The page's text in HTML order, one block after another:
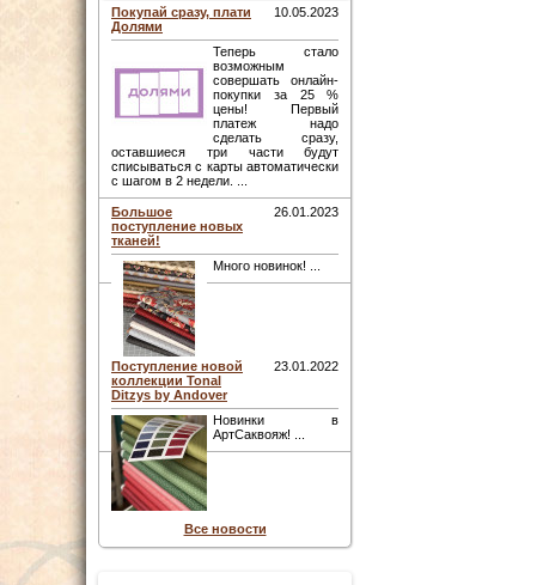
Покупай сразу, плати
Долями
10.05.2023
Теперь стало
возможным
совершать онлайн-
покупки за 25 %
цены! Первый
платеж надо
сделать сразу,
оставшиеся три части будут
списываться с карты автоматически
с шагом в 2 недели. ...
Большое
поступление новых
тканей!
26.01.2023
Много новинок! ...
Поступление новой
коллекции Tonal
Ditzys by Andover
23.01.2022
Новинки в
АртСаквояж! ...
Все новости